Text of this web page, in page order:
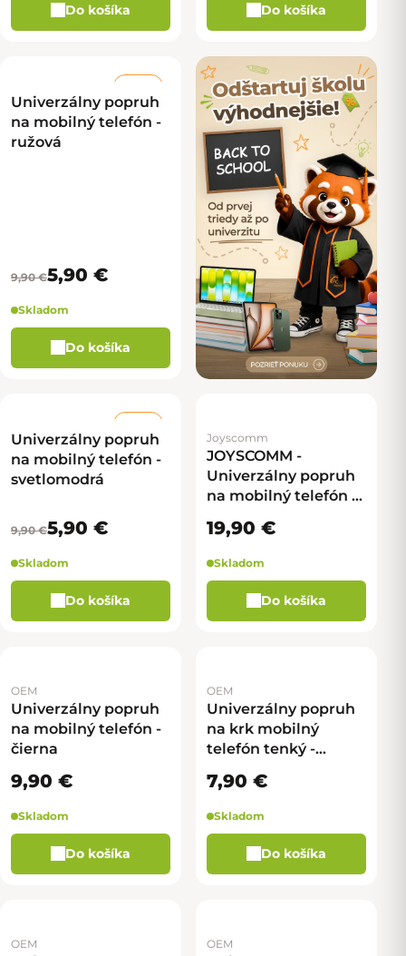
Do košíka Do košíka
Univerzálny popruh
na mobilný telefón -
ružová
9,90 €5,90 €
Skladom
Do košíka
Univerzálny popruh
na mobilný telefón -
svetlomodrá
9,90 €5,90 €
Skladom
Do košíka
Joyscomm
JOYSCOMM -
Univerzálny popruh
na mobilný telefón -
19,90 €
Skladom
Do košíka
OEM
Univerzálny popruh
na mobilný telefón -
čierna
9,90 €
Skladom
Do košíka
OEM
Univerzálny popruh
na krk mobilný
telefón tenký -
7,90 €
Skladom
Do košíka
OEM OEM